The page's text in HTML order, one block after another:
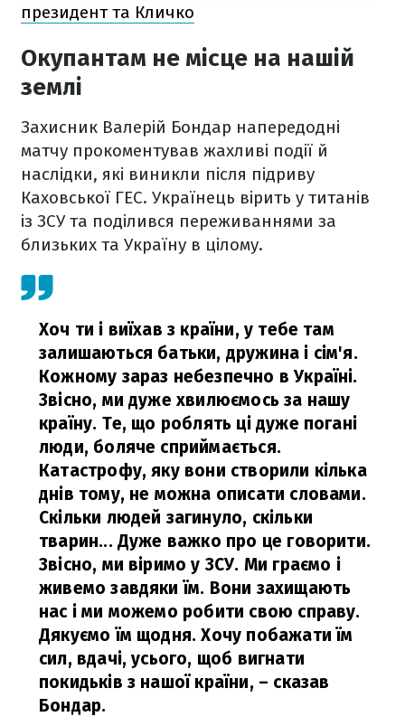
президент та Кличко
Окупантам не місце на нашій
землі
Захисник Валерій Бондар напередодні
матчу прокоментував жахливі події й
наслідки, які виникли після підриву
Каховської ГЕС. Українець вірить у титанів
із ЗСУ та поділився переживаннями за
близьких та Україну в цілому.
Хоч ти і виїхав з країни, у тебе там
залишаються батьки, дружина і сім'я.
Кожному зараз небезпечно в Україні.
Звісно, ми дуже хвилюємось за нашу
країну. Те, що роблять ці дуже погані
люди, боляче сприймається.
Катастрофу, яку вони створили кілька
днів тому, не можна описати словами.
Скільки людей загинуло, скільки
тварин... Дуже важко про це говорити.
Звісно, ми віримо у ЗСУ. Ми граємо і
живемо завдяки їм. Вони захищають
нас і ми можемо робити свою справу.
Дякуємо їм щодня. Хочу побажати їм
сил, вдачі, усього, щоб вигнати
покидьків з нашої країни, – сказав
Бондар.